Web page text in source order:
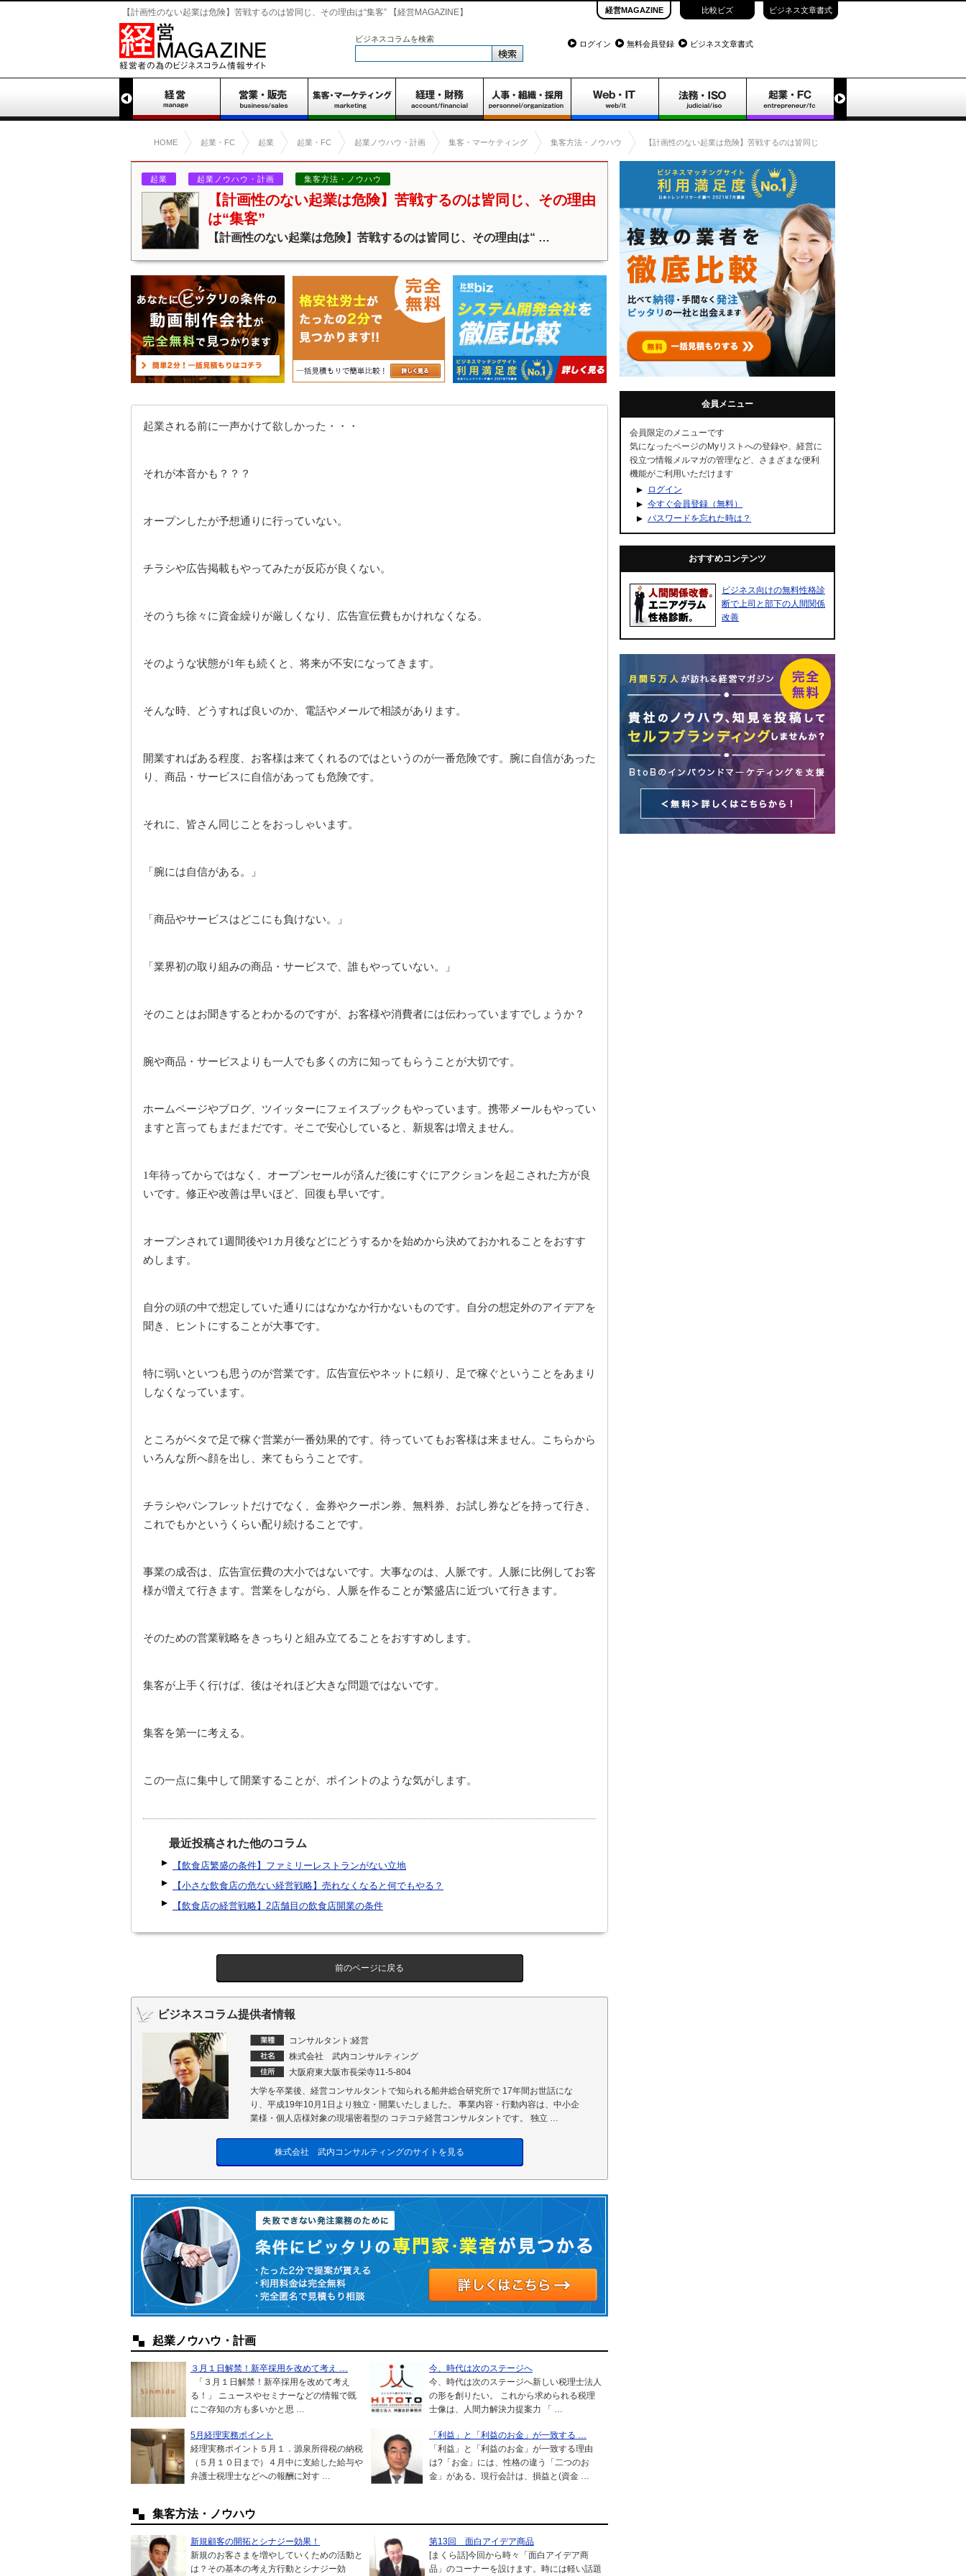
経営MAGAZINE 比較ビズ ビジネス文章書式
【計画性のない起業は危険】苦戦するのは皆同じ、その理由は“集客” 【経営MAGAZINE】
ビジネスコラムを検索
ログイン 無料会員登録 ビジネス文章書式
HOME 起業・FC 起業 起業・FC 起業ノウハウ・計画 集客・マーケティング 集客方法・ノウハウ 【計画性のない起業は危険】苦戦するのは皆同じ、その理由は“集客”
起業 起業ノウハウ・計画 集客方法・ノウハウ
【計画性のない起業は危険】苦戦するのは皆同じ、その理由
は“集客”
【計画性のない起業は危険】苦戦するのは皆同じ、その理由は“ …
起業される前に一声かけて欲しかった・・・
それが本音かも？？？
オープンしたが予想通りに行っていない。
チラシや広告掲載もやってみたが反応が良くない。
そのうち徐々に資金繰りが厳しくなり、広告宣伝費もかけれなくなる。
そのような状態が1年も続くと、将来が不安になってきます。
そんな時、どうすれば良いのか、電話やメールで相談があります。
開業すればある程度、お客様は来てくれるのではというのが一番危険です。腕に自信があった
り、商品・サービスに自信があっても危険です。
それに、皆さん同じことをおっしゃいます。
「腕には自信がある。」
「商品やサービスはどこにも負けない。」
「業界初の取り組みの商品・サービスで、誰もやっていない。」
そのことはお聞きするとわかるのですが、お客様や消費者には伝わっていますでしょうか？
腕や商品・サービスよりも一人でも多くの方に知ってもらうことが大切です。
ホームページやブログ、ツイッターにフェイスブックもやっています。携帯メールもやってい
ますと言ってもまだまだです。そこで安心していると、新規客は増えません。
1年待ってからではなく、オープンセールが済んだ後にすぐにアクションを起こされた方が良
いです。修正や改善は早いほど、回復も早いです。
オープンされて1週間後や1 カ月後などにどうするかを始めから決めておかれることをおすす
めします。
自分の頭の中で想定していた通りにはなかなか行かないものです。自分の想定外のアイデアを
聞き、ヒントにすることが大事です。
特に弱いといつも思うのが営業です。広告宣伝やネットに頼り、足で稼ぐということをあまり
しなくなっています。
ところがベタで足で稼ぐ営業が一番効果的です。待っていてもお客様は来ません。こちらから
いろんな所へ顔を出し、来てもらうことです。
チラシやパンフレットだけでなく、金券やクーポン券、無料券、お試し券などを持って行き、
これでもかというくらい配り続けることです。
事業の成否は、広告宣伝費の大小ではないです。大事なのは、人脈です。人脈に比例してお客
様が増えて行きます。営業をしながら、人脈を作ることが繁盛店に近づいて行きます。
そのための営業戦略をきっちりと組み立てることをおすすめします。
集客が上手く行けば、後はそれほど大きな問題ではないです。
集客を第一に考える。
この一点に集中して開業することが、ポイントのような気がします。
最近投稿された他のコラム
【飲食店繁盛の条件】ファミリーレストランがない立地
【小さな飲食店の危ない経営戦略】売れなくなると何でもやる？
【飲食店の経営戦略】2店舗目の飲食店開業の条件
前のページに戻る
ビジネスコラム提供者情報
コンサルタント:経営
株式会社 武内コンサルティング
大阪府東大阪市長栄寺11-5-804
大学を卒業後、経営コンサルタントで知られる船井総合研究所で 17年間お世話にな
り、平成19年10月1日より独立・開業いたしました。 事業内容・行動内容は、中小企
業様・個人店様対象の現場密着型の コテコテ経営コンサルタントです。 独立 …
株式会社 武内コンサルティングのサイトを見る
起業ノウハウ・計画
３月１日解禁！新卒採用を改めて考え …
「３月１日解禁！新卒採用を改めて考え
る！」 ニュースやセミナーなどの情報で既
にご存知の方も多いかと思 …
今、時代は次のステージへ
今、時代は次のステージへ新しい税理士法人
の形を創りたい。 これから求められる税理
士像は、人間力解決力提案力 「 …
5月経理実務ポイント
経理実務ポイント５月１．源泉所得税の納税
（５月１０日まで）４月中に支給した給与や
弁護士税理士などへの報酬に対す …
「利益」と「利益のお金」が一致する …
「利益」と「利益のお金」が一致する理由
は?「お金」には、性格の違う「二つのお
金」がある。現行会計は、損益と(資金 …
集客方法・ノウハウ
新規顧客の開拓とシナジー効果！
新規のお客さまを増やしていくための活動と
は？その基本の考え方行動とシナジー効
第13回 面白アイデア商品
[まくら話]今回から時々「面白アイデア商
品」のコーナーを設けます。時には軽い話題
会員メニュー
会員限定のメニューです
気になったページのMyリストへの登録や、経営に
役立つ情報メルマガの管理など、さまざまな便利
機能がご利用いただけます
ログイン
今すぐ会員登録（無料）
パスワードを忘れた時は？
おすすめコンテンツ
ビジネス向けの無料性格診
断で上司と部下の人間関係
改善